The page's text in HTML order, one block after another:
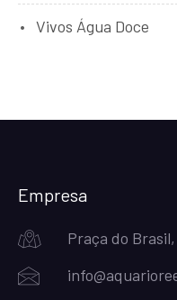
Vivos Água Doce
Empresa
Praça do